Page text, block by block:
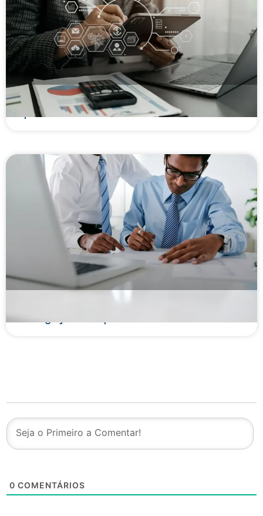
Como abrir uma Factoring? Guia legal,
operacional e financeiro
e obrigações das partes
0 COMENTÁRIOS